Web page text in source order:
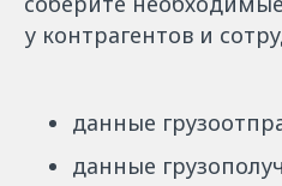
у контрагентов и
данные
данные